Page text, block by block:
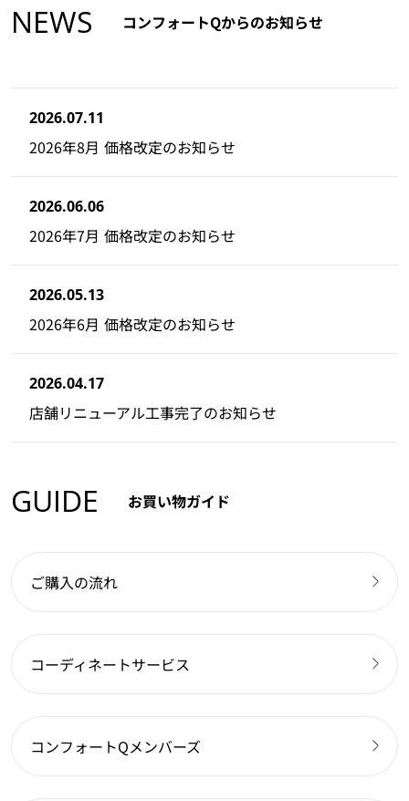
NEWS コンフォートQからのお知らせ
2026.07.11
2026年8月 価格改定のお知らせ
2026.06.06
2026年7月 価格改定のお知らせ
2026.05.13
2026年6月 価格改定のお知らせ
2026.04.17
店舗リニューアル工事完了のお知らせ
GUIDE お買い物ガイド
ご購入の流れ
コーディネートサービス
コンフォートQメンバーズ